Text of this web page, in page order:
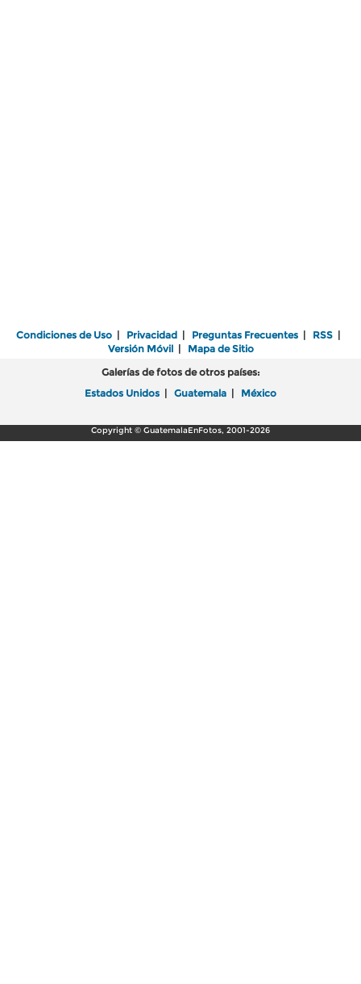
Condiciones de Uso | Privacidad | Preguntas Frecuentes | RSS |
Versión Móvil| Mapa de Sitio
Galerías de fotos de otros países:
Estados Unidos | Guatemala | México
Copyright © GuatemalaEnFotos, 2001-2026